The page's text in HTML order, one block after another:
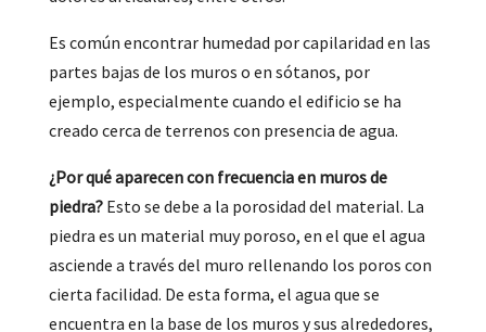
Es común encontrar humedad por capilaridad en las
partes bajas de los muros o en sótanos, por
ejemplo, especialmente cuando el edificio se ha
creado cerca de terrenos con presencia de agua.
¿Por qué aparecen con frecuencia en muros de
piedra?Esto se debe a la porosidad del material. La
piedra es un material muy poroso, en el que el agua
asciende a través del muro rellenando los poros con
cierta facilidad. De esta forma, el agua que se
encuentra en la base de los muros y sus alrededores,